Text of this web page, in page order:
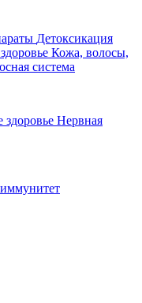
Детоксикация
Кожа, волосы,
система
Нервная